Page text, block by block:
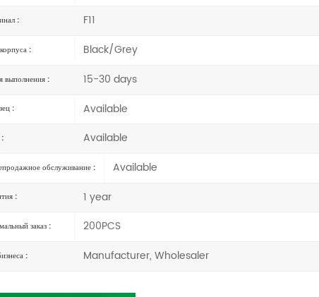
: F11
: Black/Grey
выполнения : 15-30 days
: Available
Available
обслуживание : Available
: 1 year
заказ : 200PCS
: Manufacturer, Wholesaler